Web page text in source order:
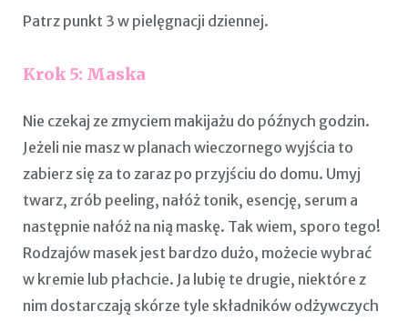
Patrz punkt 3 w pielęgnacji dziennej.
Krok 5: Maska
Nie czekaj ze zmyciem makijażu do późnych godzin.
Jeżeli nie masz w planach wieczornego wyjścia to
zabierz się za to zaraz po przyjściu do domu. Umyj
twarz, zrób peeling, nałóż tonik, esencję, serum a
następnie nałóż na nią maskę. Tak wiem, sporo tego!
Rodzajów masek jest bardzo dużo, możecie wybrać
w kremie lub płachcie. Ja lubię te drugie, niektóre z
nim dostarczają skórze tyle składników odżywczych